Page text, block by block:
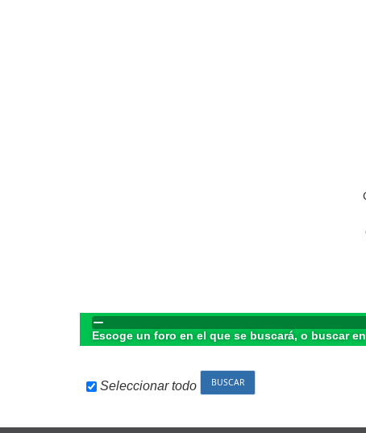
Escoge un foro en el que se buscará, o buscar
Seleccionar todo